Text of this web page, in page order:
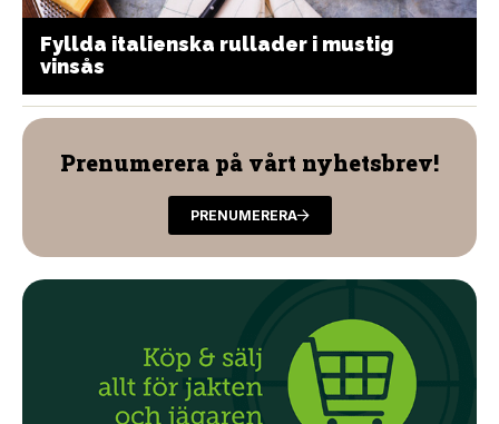
Fyllda italienska rullader i mustig
vinsås
Prenumerera på vårt nyhetsbrev!
PRENUMERERA